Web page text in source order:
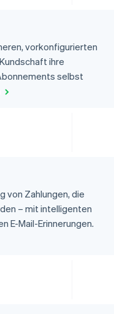
vorkonfigurierten
ihre
selbst
von Zahlungen, die
– mit intelligenten
E-Mail-Erinnerungen.